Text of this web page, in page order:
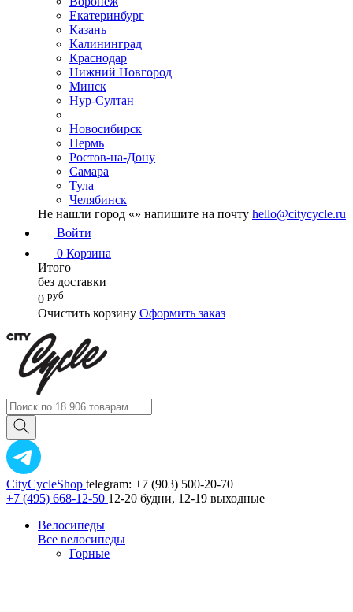
Екатеринбург
Казань
Калининград
Краснодар
Нижний Новгород
Минск
Нур-Султан
Новосибирск
Пермь
Ростов-на-Дону
Самара
Тула
Челябинск
Не нашли город «» напишите на почту hello@citycycle.ru
Войти
0 Корзина
Итого
без доставки
0 руб
Очистить корзину Оформить заказ
CityCycleShop telegram: +7 (903) 500-20-70
+7 (495) 668-12-50 12-20 будни, 12-19 выходные
Велосипеды
Все велосипеды
Горные